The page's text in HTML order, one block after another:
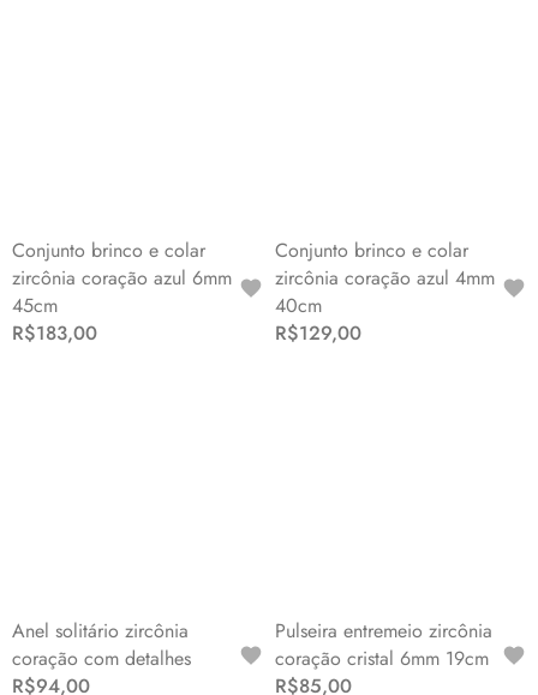
Conjunto brinco e colar
zircônia coração azul 6mm
45cm
R$183,00
Conjunto brinco e colar
zircônia coração azul 4mm
40cm
R$129,00
Anel solitário zircônia
coração com detalhes
R$94,00
Pulseira entremeio zircônia
coração cristal 6mm 19cm
R$85,00